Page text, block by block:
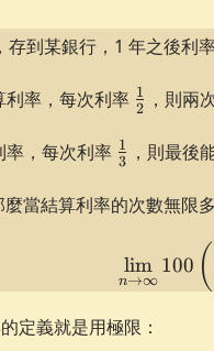
到某銀行，1 年之後利
利率，每次利率 \frac12
2
1 ，則兩
率，每次利率 \frac13
3
1 ，則最後
當結算利率的次數無限
n→∞
lim 100 (
定義就是用極限：